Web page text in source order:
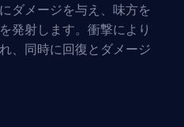
ダメージを与え、味方を
発射します。衝撃により
、同時に回復とダメージ